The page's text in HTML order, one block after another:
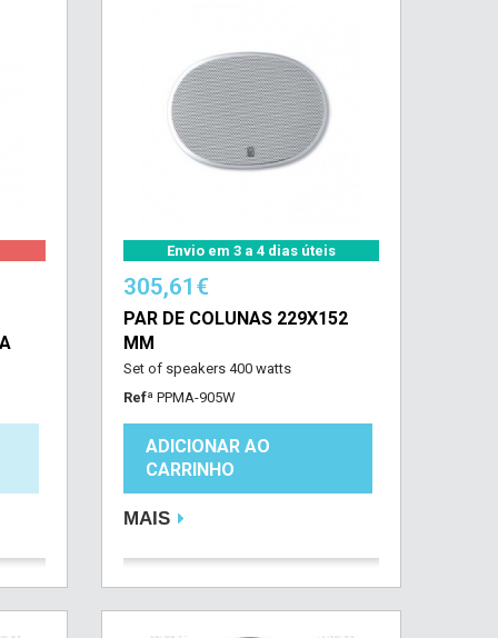
Envio em 3 a 4 dias úteis
305,61€
PAR DE COLUNAS 229X152
MM
Set of speakers 400 watts
Refª PPMA-905W
ADICIONAR AO
CARRINHO
MAIS